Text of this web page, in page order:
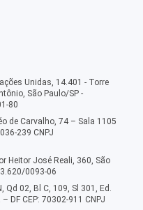
Unidas, 14.401 - Torre
São Paulo/SP -
80
de Carvalho, 74 – Sala 1105
239 CNPJ
Heitor José Reali, 360, São
0093-06
02, Bl C, 109, Sl 301, Ed.
DF CEP: 70302-911 CNPJ